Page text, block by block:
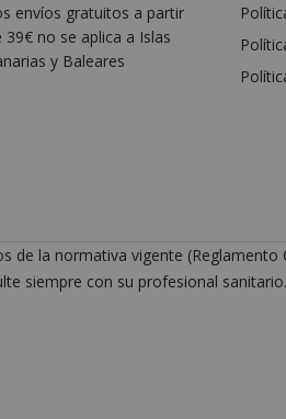
envíos gratuitos a partir
39€ no se aplica a Islas
y Baleares
la normativa vigente (Reglamento
siempre con su profesional sanitario.